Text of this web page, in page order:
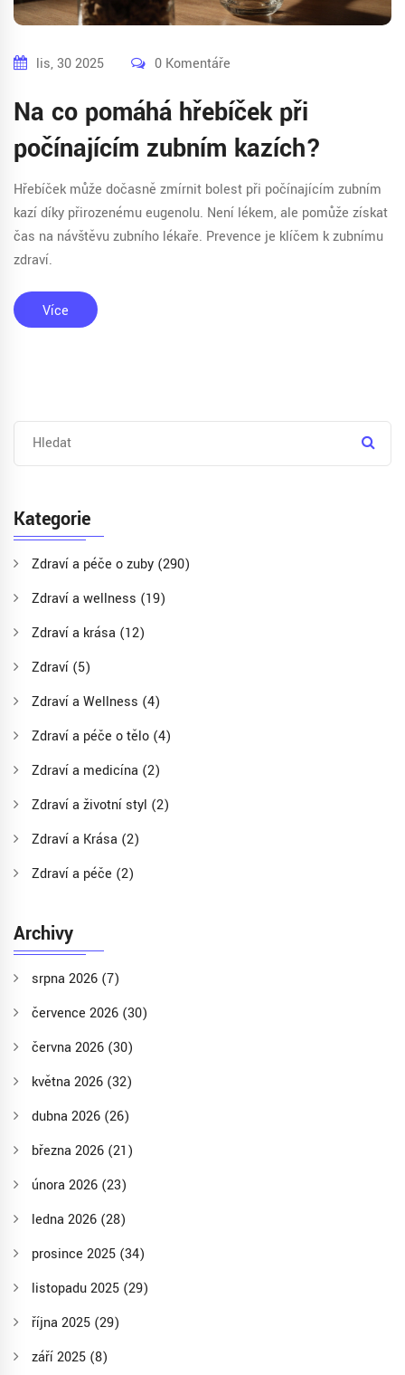
lis, 30 2025 0 Komentáře
Na co pomáhá hřebíček při
počínajícím zubním kazích?
Hřebíček může dočasně zmírnit bolest při počínajícím zubním
kazí díky přirozenému eugenolu. Není lékem, ale pomůže získat
čas na návštěvu zubního lékaře. Prevence je klíčem k zubnímu
zdraví.
Více
Kategorie
Zdraví a péče o zuby (290)
Zdraví a wellness (19)
Zdraví a krása (12)
Zdraví (5)
Zdraví a Wellness (4)
Zdraví a péče o tělo (4)
Zdraví a medicína (2)
Zdraví a životní styl (2)
Zdraví a Krása (2)
Zdraví a péče (2)
Archivy
srpna 2026 (7)
července 2026 (30)
června 2026 (30)
května 2026 (32)
dubna 2026 (26)
března 2026 (21)
února 2026 (23)
ledna 2026 (28)
prosince 2025 (34)
listopadu 2025 (29)
října 2025 (29)
září 2025 (8)